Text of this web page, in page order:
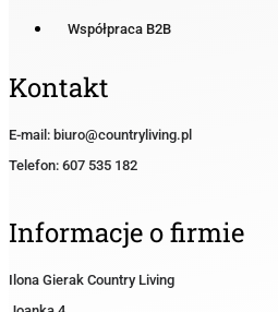
Współpraca B2B
Kontakt
E-mail: biuro@countryliving.pl
Telefon: 607 535 182
Informacje o firmie
Ilona Gierak Country Living